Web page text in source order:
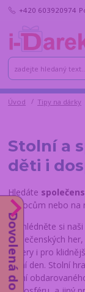
+420 603920974
Úvod Tipy na dárky
Stolní a
děti i
Hledáte
Vánocům nebo na
Prohlédněte si
společenských
večery i pro
první den. Stolní
hraní
Dovolená do 14.8.